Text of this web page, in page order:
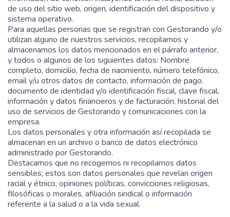
de uso del sitio web, origen, identificación del dispositivo y
sistema operativo.
Para aquellas personas que se registran con Gestorando y/o
utilizan alguno de nuestros servicios, recopilamos y
almacenamos los datos mencionados en el párrafo anterior,
y todos o algunos de los siguientes datos: Nombre
completo, domicilio, fecha de nacimiento, número telefónico,
email y/u otros datos de contacto, información de pago,
documento de identidad y/o identificación fiscal, clave fiscal,
información y datos financieros y de facturación, historial del
uso de servicios de Gestorando y comunicaciones con la
empresa.
Los datos personales y otra información así recopilada se
almacenan en un archivo o banco de datos electrónico
administrado por Gestorando.
Destacamos que no recogemos ni recopilamos datos
sensibles; estos son datos personales que revelan origen
racial y étnico, opiniones políticas, convicciones religiosas,
filosóficas o morales, afiliación sindical o información
referente a la salud o a la vida sexual.